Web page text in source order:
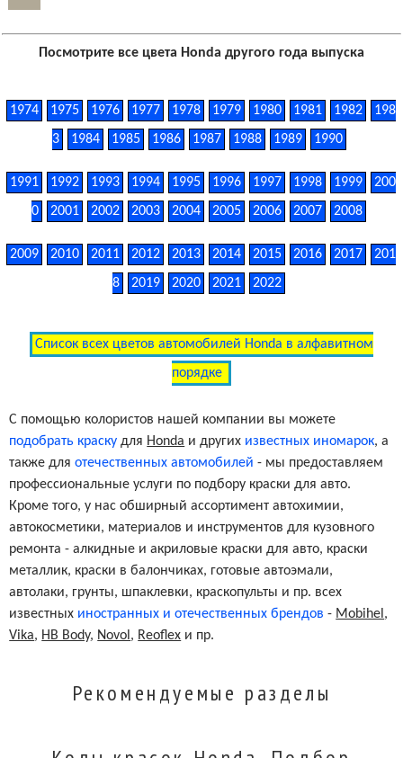
Посмотрите все цвета Honda другого года выпуска
1974 1975 1976 1977 1978 1979 1980 1981 1982
198
3
1984 1985 1986 1987 1988 1989 1990
1991 1992 1993 1994 1995 1996 1997 1998 1999
200
0
2001 2002 2003 2004 2005 2006 2007 2008
2009 2010 2011 2012 2013 2014 2015 2016 2017
201
8
2019 2020 2021 2022
Список всех цветов автомобилей Honda в алфавитном
порядке
С помощью колористов нашей компании вы можете
подобрать краску для Honda и других известных иномарок, а
также дляотечественных автомобилей - мы предоставляем
профессиональные услуги по подбору краски для авто.
Кроме того, у нас обширный ассортимент автохимии,
автокосметики, материалов и инструментов для кузовного
ремонта - алкидные и акриловые краски для авто, краски
металлик, краски в балончиках, готовые автоэмали,
автолаки, грунты, шпаклевки, краскопульты и пр. всех
известных иностранных и отечественных брендов - Mobihel ,
Vika, HB Body, Novol , Reoflex и пр.
Рекомендуемые разделы